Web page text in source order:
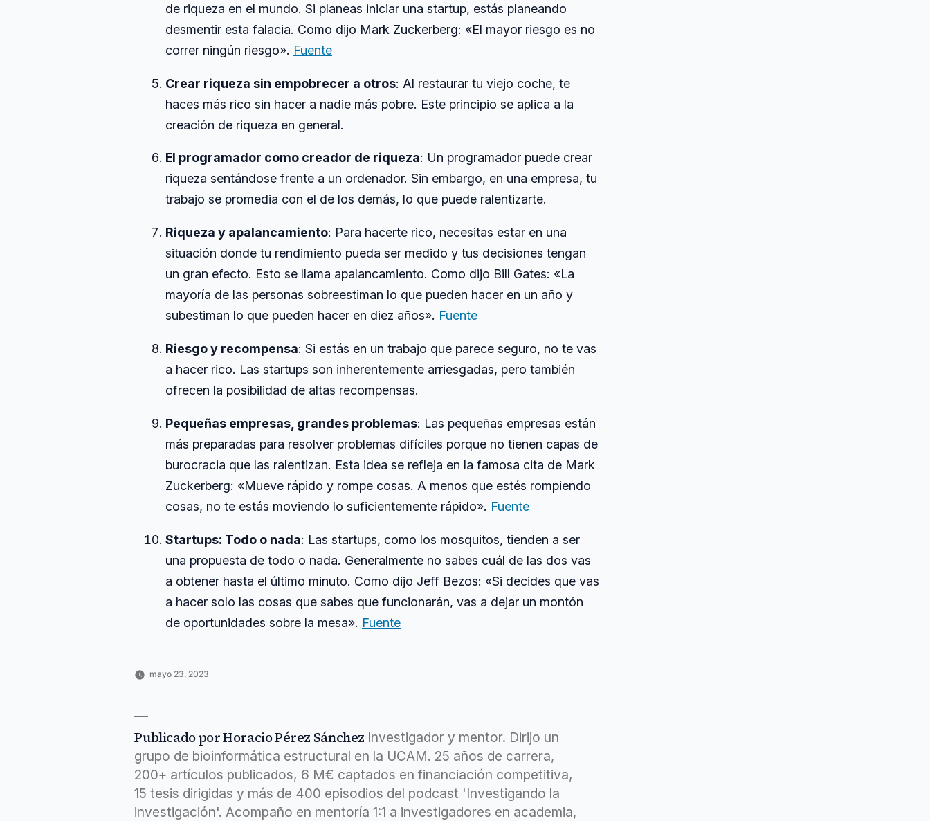
de riqueza en el mundo. Si planeas iniciar una startup, estás planeando
desmentir esta falacia. Como dijo Mark Zuckerberg: «El mayor riesgo es no
correr ningún riesgo». Fuente
Crear riqueza sin empobrecer a otros: Al restaurar tu viejo coche, te
haces más rico sin hacer a nadie más pobre. Este principio se aplica a la
creación de riqueza en general.
El programador como creador de riqueza: Un programador puede crear
riqueza sentándose frente a un ordenador. Sin embargo, en una empresa, tu
trabajo se promedia con el de los demás, lo que puede ralentizarte.
Riqueza y apalancamiento: Para hacerte rico, necesitas estar en una
situación donde tu rendimiento pueda ser medido y tus decisiones tengan
un gran efecto. Esto se llama apalancamiento. Como dijo Bill Gates: «La
mayoría de las personas sobreestiman lo que pueden hacer en un año y
subestiman lo que pueden hacer en diez años». Fuente
Riesgo y recompensa: Si estás en un trabajo que parece seguro, no te vas
a hacer rico. Las startups son inherentemente arriesgadas, pero también
ofrecen la posibilidad de altas recompensas.
Pequeñas empresas, grandes problemas: Las pequeñas empresas están
más preparadas para resolver problemas difíciles porque no tienen capas de
burocracia que las ralentizan. Esta idea se refleja en la famosa cita de Mark
Zuckerberg: «Mueve rápido y rompe cosas. A menos que estés rompiendo
cosas, no te estás moviendo lo suficientemente rápido». Fuente
Startups: Todo o nada: Las startups, como los mosquitos, tienden a ser
una propuesta de todo o nada. Generalmente no sabes cuál de las dos vas
a obtener hasta el último minuto. Como dijo Jeff Bezos: «Si decides que vas
a hacer solo las cosas que sabes que funcionarán, vas a dejar un montón
de oportunidades sobre la mesa». Fuente
mayo 23, 2023
científico
investigación ,
libro,
painters,
paul,
startups
Publicado por Horacio Pérez Sánchez Investigador y mentor. Dirijo un
grupo de bioinformática estructural en la UCAM. 25 años de carrera,
200+ artículos publicados, 6 M€ captados en financiación competitiva,
15 tesis dirigidas y más de 400 episodios del podcast 'Investigando la
investigación'. Acompaño en mentoría 1:1 a investigadores en academia,